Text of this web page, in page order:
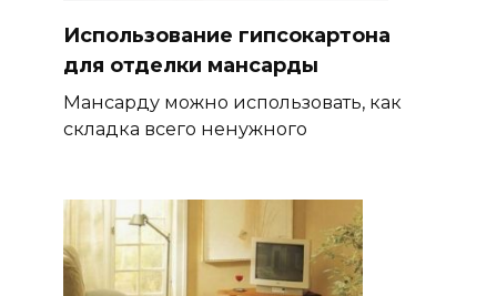
Использование гипсокартона
для отделки мансарды
Мансарду можно использовать, как
складка всего ненужного